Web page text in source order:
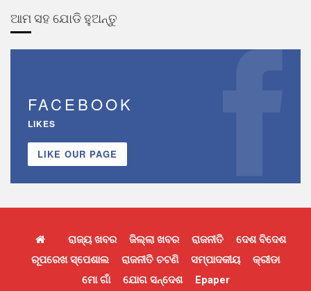
ଆମ ସହ ଯୋଡି ହୁଅନ୍ତୁ
FACEBOOK
LIKES
LIKE OUR PAGE
ରାଜ୍ୟ ଖବର ଜିଲ୍ଲା ଖବର ରାଜନୀତି
ଦେଶ ବିଦେଶ
ରୂପରେଖ ସ୍ପେଶାଲ
ରାଜନୀତି ଚଟଣି ସମ୍ପାଦକୀୟ
କ୍ରୀଡା
ମୋ ଗାଁ
ଯୋଗ ସନ୍ଦେଶ Epaper